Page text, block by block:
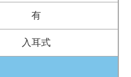
樂（關閉降噪）
有
入耳式